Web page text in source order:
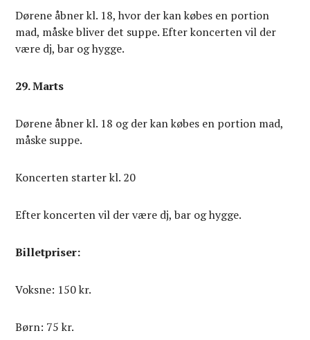
Dørene åbner kl. 18, hvor der kan købes en portion
mad, måske bliver det suppe. Efter koncerten vil der
være dj, bar og hygge.
29. Marts
Dørene åbner kl. 18 og der kan købes en portion mad,
måske suppe.
Koncerten starter kl. 20
Efter koncerten vil der være dj, bar og hygge.
Billetpriser:
Voksne: 150 kr.
Børn: 75 kr.